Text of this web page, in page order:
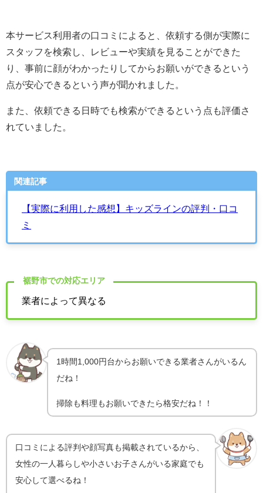
本サービス利用者の口コミによると、依頼する側が実際に
スタッフを検索し、レビューや実績を見ることができた
り、事前に顔がわかったりしてからお願いができるという
点が安心できるという声が聞かれました。
また、依頼できる日時でも検索ができるという点も評価さ
れていました。
関連記事
【実際に利用した感想】キッズラインの評判・口コ
ミ
裾野市での対応エリア
業者によって異なる
1時間1,000円台からお願いできる業者さんがいるん
だね！
掃除も料理もお願いできたら格安だね！！
口コミによる評判や顔写真も掲載されているから、
女性の一人暮らしや小さいお子さんがいる家庭でも
安心して選べるね！